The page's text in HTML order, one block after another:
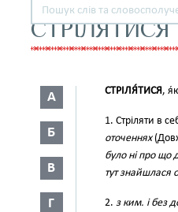
СТРІЛЯТИСЯ
А
Б
В
Г
СТРІЛЯ́ТИСЯ,
1. Стріляти в
оточеннях
було ні про що
тут знайшлася
2. з ким. і без